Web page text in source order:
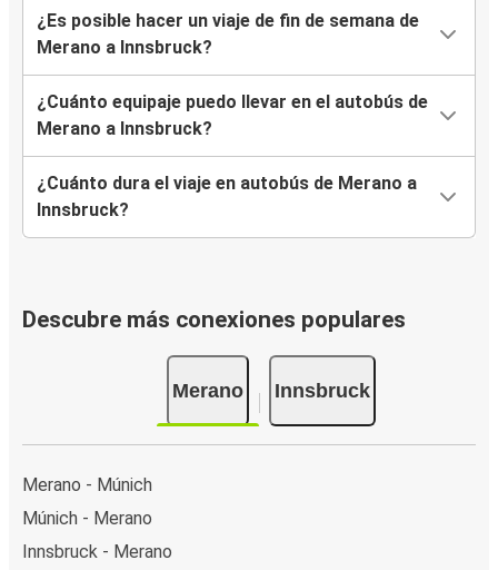
¿Es posible hacer un viaje de fin de semana de
Merano a Innsbruck?
¿Cuánto equipaje puedo llevar en el autobús de
Merano a Innsbruck?
¿Cuánto dura el viaje en autobús de Merano a
Innsbruck?
Descubre más conexiones populares
Merano Innsbruck
Merano - Múnich
Múnich - Merano
Innsbruck - Merano